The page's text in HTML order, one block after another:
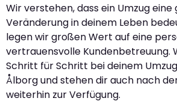
Wir verstehen, dass ein Umzug eine
Veränderung in deinem Leben
legen wir großen Wert auf eine
vertrauensvolle Kundenbetreuung.
Schritt für Schritt bei deinem
Ålborg und stehen dir auch nach
weiterhin zur Verfügung.